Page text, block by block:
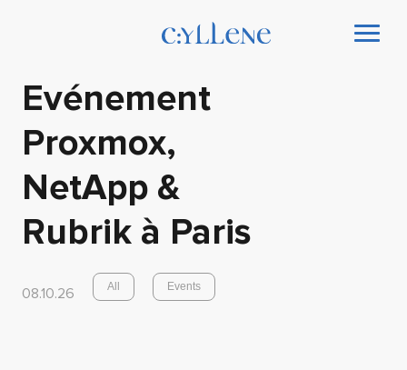
Evénement
Proxmox,
NetApp &
Rubrik à Paris
08.10.26 All Events